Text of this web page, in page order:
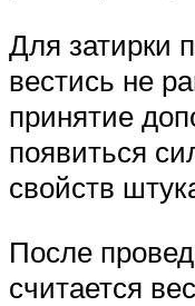
Для затирки
вестись не
принятие
появиться
свойств
После
считается